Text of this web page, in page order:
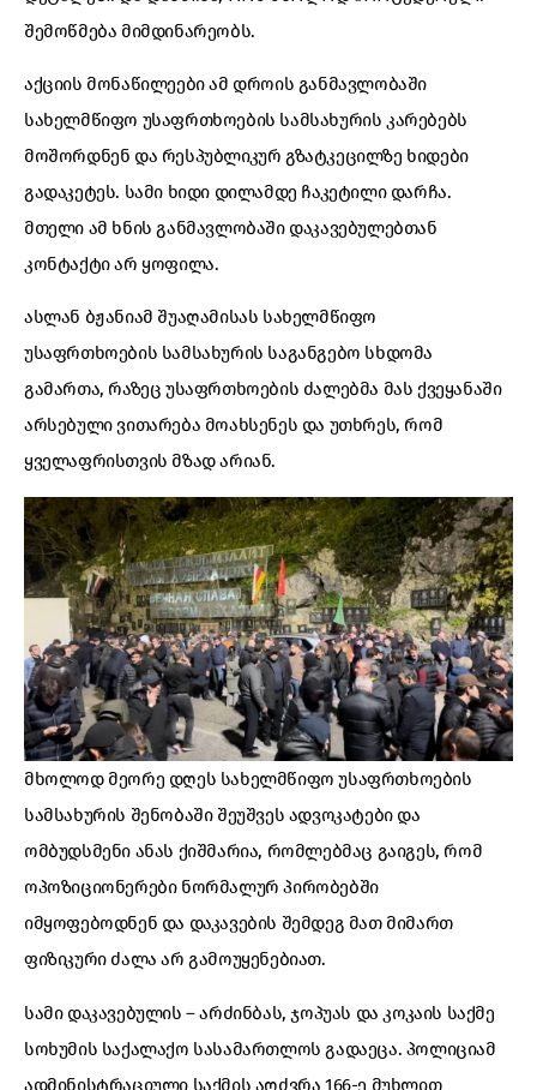
შემოწმება მიმდინარეობს.
აქციის მონაწილეები ამ დროის განმავლობაში
სახელმწიფო უსაფრთხოების სამსახურის კარებებს
მოშორდნენ და რესპუბლიკურ გზატკეცილზე ხიდები
გადაკეტეს. სამი ხიდი დილამდე ჩაკეტილი დარჩა.
მთელი ამ ხნის განმავლობაში დაკავებულებთან
კონტაქტი არ ყოფილა.
ასლან ბჟანიამ შუაღამისას სახელმწიფო
უსაფრთხოების სამსახურის საგანგებო სხდომა
გამართა, რაზეც უსაფრთხოების ძალებმა მას ქვეყანაში
არსებული ვითარება მოახსენეს და უთხრეს, რომ
ყველაფრისთვის მზად არიან.
მხოლოდ მეორე დღეს სახელმწიფო უსაფრთხოების
სამსახურის შენობაში შეუშვეს ადვოკატები და
ომბუდსმენი ანას ქიშმარია, რომლებმაც გაიგეს, რომ
ოპოზიციონერები ნორმალურ პირობებში
იმყოფებოდნენ და დაკავების შემდეგ მათ მიმართ
ფიზიკური ძალა არ გამოუყენებიათ.
სამი დაკავებულის – არძინბას, ჯოპუას და კოკაის საქმე
სოხუმის საქალაქო სასამართლოს გადაეცა. პოლიციამ
ადმინისტრაციული საქმის აღძვრა 166-ე მუხლით